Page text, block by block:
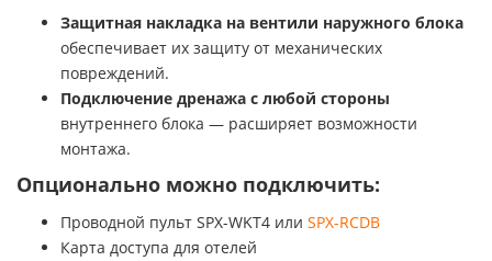
Защитная накладка на вентили наружного блока
обеспечивает их защиту от механических
повреждений.
Подключение дренажа с любой стороны
внутреннего блока — расширяет возможности
монтажа.
Опционально можно подключить:
Проводной пульт SPX-WKT4 или SPX-RCDB
Карта доступа для отелей